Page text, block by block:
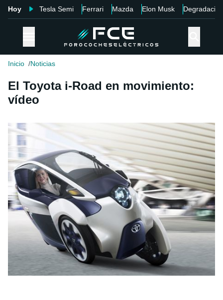
Hoy Tesla Semi Ferrari Mazda Elon Musk Degradación
Inicio Noticias
El Toyota i-Road en movimiento:
vídeo